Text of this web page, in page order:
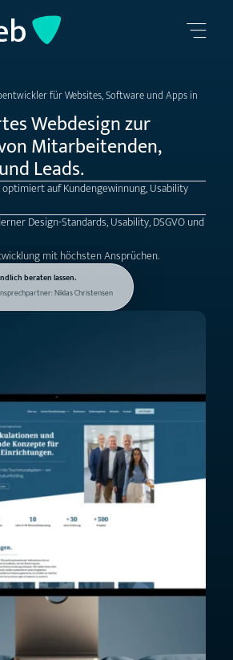
für Websites, Software und Apps in
Webdesign zur
Mitarbeitenden,
Leads.
auf Kundengewinnung, Usability
Design-Standards, Usability, DSGVO und
mit höchsten Ansprüchen.
beraten lassen.
Niklas Christensen